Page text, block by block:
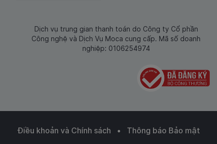
Dịch vụ trung gian thanh toán do Công ty Cổ phần
Công nghệ và Dịch Vụ Moca cung cấp. Mã số doanh
nghiệp: 0106254974
Điều khoản và Chính sách •
Thông báo Bảo mật